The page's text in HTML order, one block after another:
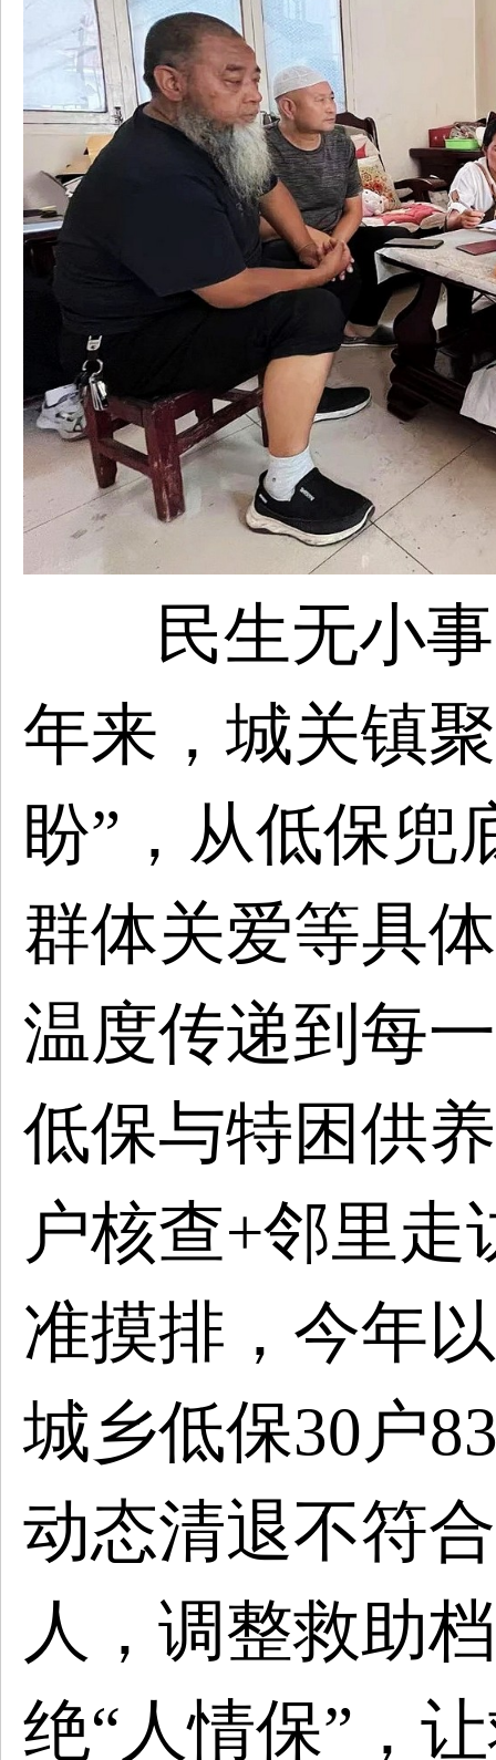
民生无小
年来，城关镇
盼”，从低保兜
群体关爱等具
温度传递到每
低保与特困供
户核查+邻里走
准摸排，今年
城乡低保30户
动态清退不符
人，调整救助
绝“人情保”，